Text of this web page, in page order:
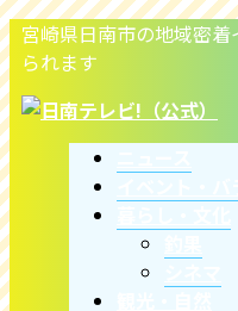
宮崎県日南市の地域密
られます